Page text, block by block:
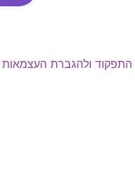
התפקוד ולהגברת העצמאות